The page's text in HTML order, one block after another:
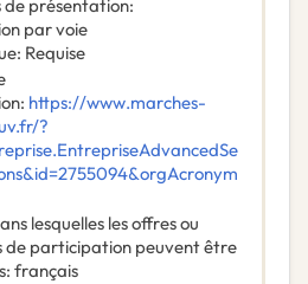
de présentation:
par voie
: Requise
: https://www.marches-
?
lesquelles les offres ou
de participation peuvent être
: français